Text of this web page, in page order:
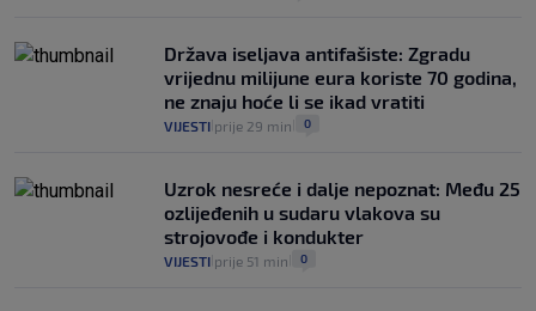
Država iseljava antifašiste: Zgradu
vrijednu milijune eura koriste 70 godina,
ne znaju hoće li se ikad vratiti
VIJESTI prije 29 min 0
Uzrok nesreće i dalje nepoznat: Među 25
ozlijeđenih u sudaru vlakova su
strojovođe i kondukter
VIJESTI prije 51 min 0